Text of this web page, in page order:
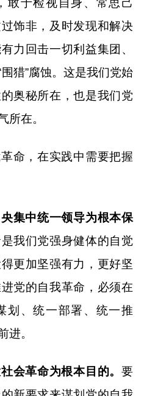
敢于检视自身、常思己
饰非，及时发现和解决
力回击一切利益集团、
猎”腐蚀。这是我们党始
奥秘所在，也是我们党
所在。
命，在实践中需要把握
集中统一领导为根本保
我们党强身健体的自觉
更加坚强有力，更好坚
党的自我革命，必须在
划、统一部署、统一推
进。
会革命为根本目的。要